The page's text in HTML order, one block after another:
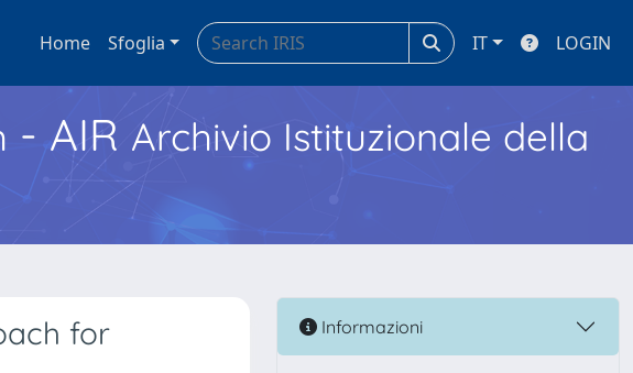
Home Sfoglia IT LOGIN
- AIR Archivio Istituzionale della
for
Informazioni